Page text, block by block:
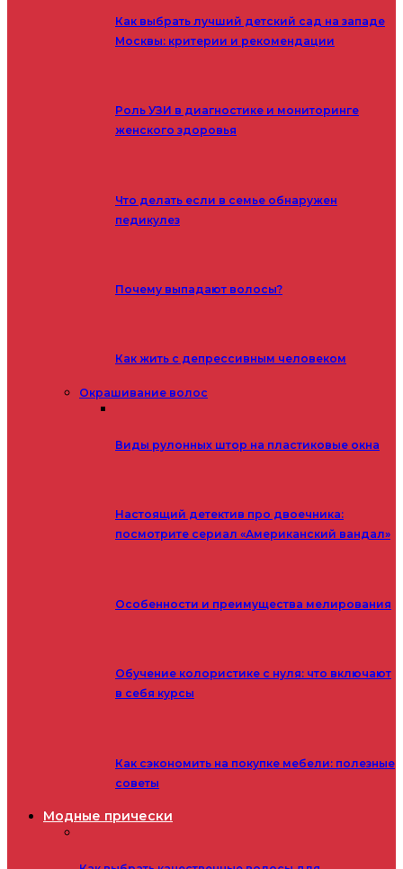
Как выбрать лучший детский сад на западе
Москвы: критерии и рекомендации
Роль УЗИ в диагностике и мониторинге
женского здоровья
Что делать если в семье обнаружен
педикулез
Почему выпадают волосы?
Как жить с депрессивным человеком
Окрашивание волос
Виды рулонных штор на пластиковые окна
Настоящий детектив про двоечника:
посмотрите сериал «Американский вандал»
Особенности и преимущества мелирования
Обучение колористике с нуля: что включают
в себя курсы
Как сэкономить на покупке мебели: полезные
советы
Модные прически